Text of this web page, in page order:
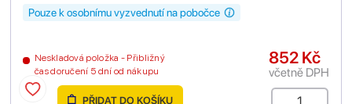
Neskladová položka - Přibližný
čas doručení 5 dní od nákupu
Pouze k osobnímu vyzvednutí na pobočce
852 Kč
včetně DPH
PŘIDAT DO KOŠÍKU